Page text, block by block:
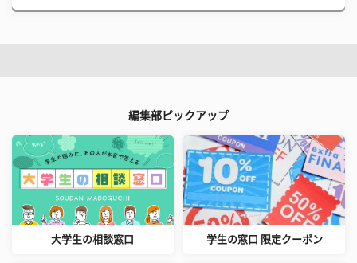
編集部ピックアップ
大学生の相談窓口 学生の窓口 限定クーポン